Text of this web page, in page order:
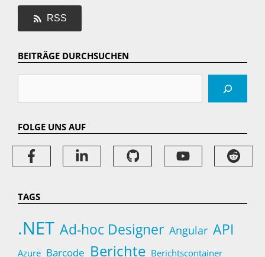
RSS
BEITRÄGE DURCHSUCHEN
FOLGE UNS AUF
TAGS
.NET Ad-hoc Designer Angular API
Azure Barcode Berichte Berichtscontainer